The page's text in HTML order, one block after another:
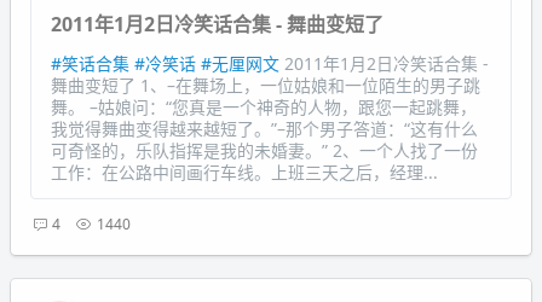
2011年1月2日冷笑话合集 - 舞曲变短了
#笑话合集 #冷笑话 #无厘网文 2011年1月2日冷笑话合集 -
舞曲变短了 1、–在舞场上，一位姑娘和一位陌生的男子跳
舞。 –姑娘问：“您真是一个神奇的人物，跟您一起跳舞，
我觉得舞曲变得越来越短了。”–那个男子答道：“这有什么
可奇怪的，乐队指挥是我的未婚妻。” 2、一个人找了一份
工作：在公路中间画行车线。上班三天之后，经理...
4 1440